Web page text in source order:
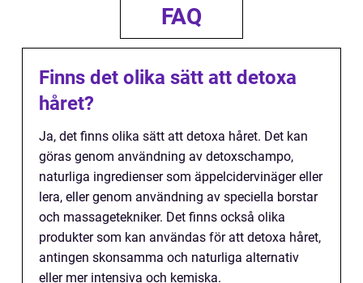
FAQ
Finns det olika sätt att detoxa
håret?
Ja, det finns olika sätt att detoxa håret. Det kan
göras genom användning av detoxschampo,
naturliga ingredienser som äppelcidervinäger eller
lera, eller genom användning av speciella borstar
och massagetekniker. Det finns också olika
produkter som kan användas för att detoxa håret,
antingen skonsamma och naturliga alternativ
eller mer intensiva och kemiska.